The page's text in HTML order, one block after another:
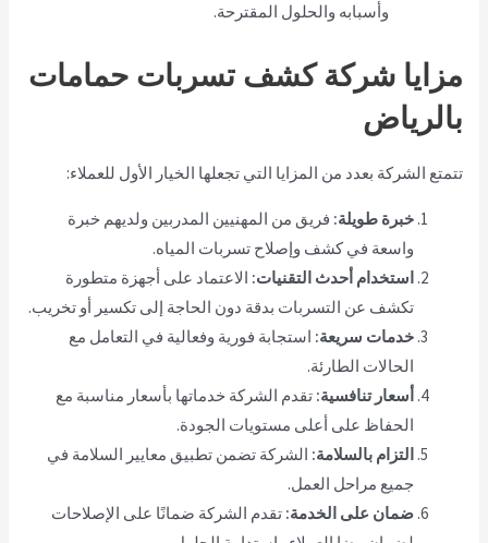
وأسبابه والحلول المقترحة.
مزايا شركة كشف تسربات حمامات
بالرياض
تتمتع الشركة بعدد من المزايا التي تجعلها الخيار الأول للعملاء:
خبرة طويلة: فريق من المهنيين المدربين ولديهم خبرة
واسعة في كشف وإصلاح تسربات المياه.
استخدام أحدث التقنيات: الاعتماد على أجهزة متطورة
تكشف عن التسربات بدقة دون الحاجة إلى تكسير أو تخريب.
خدمات سريعة: استجابة فورية وفعالية في التعامل مع
الحالات الطارئة.
أسعار تنافسية: تقدم الشركة خدماتها بأسعار مناسبة مع
الحفاظ على أعلى مستويات الجودة.
التزام بالسلامة: الشركة تضمن تطبيق معايير السلامة في
جميع مراحل العمل.
ضمان على الخدمة: تقدم الشركة ضمانًا على الإصلاحات